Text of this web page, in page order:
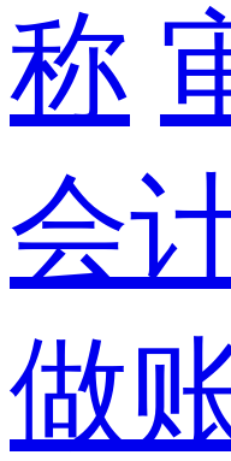
称
会
做